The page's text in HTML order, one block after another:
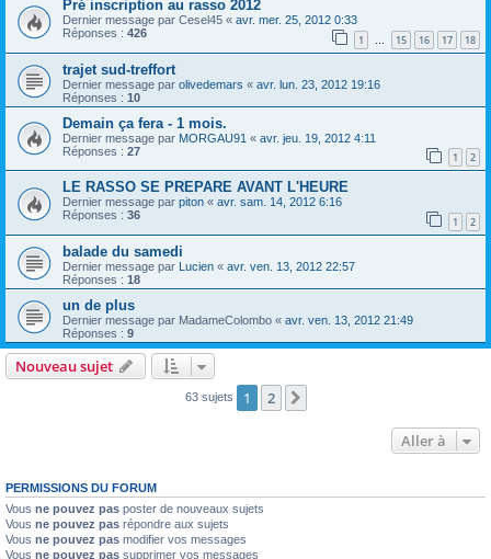
Pré inscription au rasso 2012
Dernier message par Cesel45 « avr. mer. 25, 2012 0:33
Réponses : 426 1 … 15 16 17 18
trajet sud-treffort
Dernier message par olivedemars « avr. lun. 23, 2012 19:16
Réponses : 10
Demain ça fera - 1 mois.
Dernier message par MORGAU91 « avr. jeu. 19, 2012 4:11
Réponses : 27 1 2
LE RASSO SE PREPARE AVANT L'HEURE
Dernier message par piton « avr. sam. 14, 2012 6:16
Réponses : 36 1 2
balade du samedi
Dernier message par Lucien « avr. ven. 13, 2012 22:57
Réponses : 18
un de plus
Dernier message par MadameColombo « avr. ven. 13, 2012 21:49
Réponses : 9
Nouveau sujet
63 sujets 1 2
Aller à
PERMISSIONS DU FORUM
Vous ne pouvez pas poster de nouveaux sujets
Vous ne pouvez pas répondre aux sujets
Vous ne pouvez pas modifier vos messages
Vous ne pouvez pas supprimer vos messages